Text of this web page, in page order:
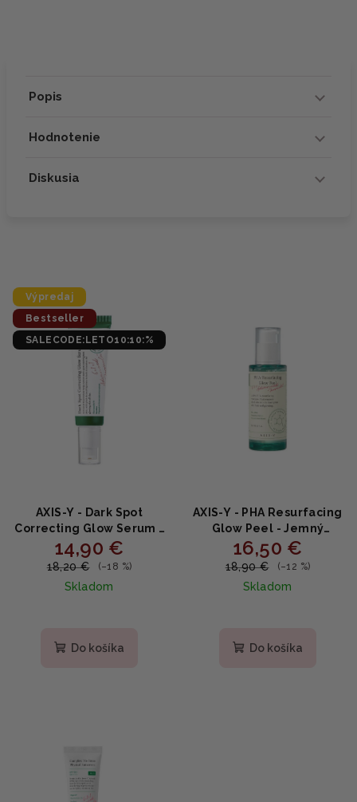
Popis
Hodnotenie
Diskusia
Výpredaj
Bestseller
SALECODE:LETO10:10:%
AXIS-Y - Dark Spot
Correcting Glow Serum -
Rozjasňujúce sérum proti
pigmentovým škvrnám s
niacínamidom a
skvalánom 50ml
14,90 €
18,20 € (–18 %)
Skladom
produktu
Do košíka
AXIS-Y - PHA Resurfacing
Glow Peel - Jemný
gélový peeling s 10%
PHA a ovocnými
extraktmi 50ml
16,50 €
18,90 € (–12 %)
Skladom
Do košíka